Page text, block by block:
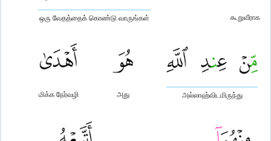
கூறுவீராக
ஒரு வேதத்தைக் கொண்டு வாருங்கள்
அல்லாஹ்விடமிருந்து
அது
மிக்க நேர்வழி